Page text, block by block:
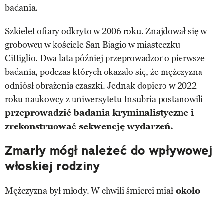
badania.
Szkielet ofiary odkryto w 2006 roku. Znajdował się w
grobowcu w kościele San Biagio w miasteczku
Cittiglio. Dwa lata później przeprowadzono pierwsze
badania, podczas których okazało się, że mężczyzna
odniósł obrażenia czaszki. Jednak dopiero w 2022
roku naukowcy z uniwersytetu Insubria postanowili
przeprowadzić badania kryminalistyczne i
zrekonstruować sekwencję wydarzeń.
Zmarły mógł należeć do wpływowej
włoskiej rodziny
Mężczyzna był młody. W chwili śmierci miał około